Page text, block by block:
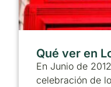
Qué ver en
En Junio de
celebración de